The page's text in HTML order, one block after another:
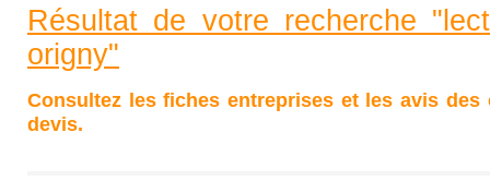
Résultat de votre recherche
origny"
Consultez les fiches entreprises et les avis des
devis.